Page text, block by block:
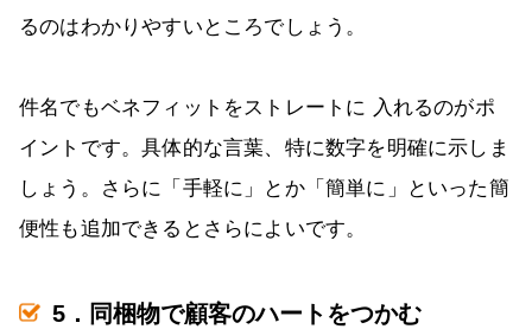
るのはわかりやすいところでしょう。
件名でもベネフィットをストレートに 入れるのがポ
イントです。具体的な言葉、特に数字を明確に示しま
しょう。さらに「手軽に」とか「簡単に」といった簡
便性も追加できるとさらによいです。
5．同梱物で顧客のハートをつかむ